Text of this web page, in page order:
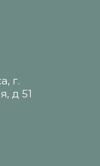
г.
д 51